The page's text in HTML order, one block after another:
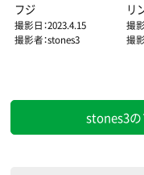
フジ
撮影日：2023.4.15
撮影者：stones3
リ
撮
撮
stones3